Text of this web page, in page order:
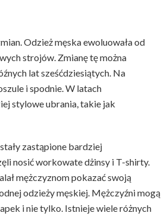
Odzież męska ewoluowała od
strojów. Zmianę tę można
lat sześćdziesiątych. Na
i spodnie. W latach
stylowe ubrania, takie jak
zastąpione bardziej
nosić workowate dżinsy i T-shirty.
mężczyznom pokazać swoją
odzieży męskiej. Mężczyźni mogą
i nie tylko. Istnieje wiele różnych